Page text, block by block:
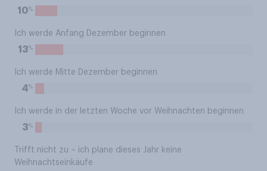
10%
Ich werde Anfang Dezember beginnen
13%
Ich werde Mitte Dezember beginnen
4%
Ich werde in der letzten Woche vor Weihnachten beginnen
3%
Trifft nicht zu – ich plane dieses Jahr keine
Weihnachtseinkäufe